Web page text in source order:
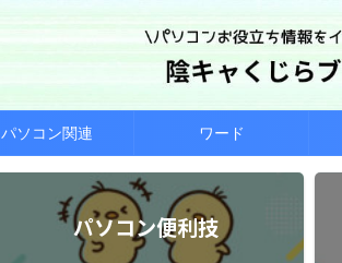
パソコン関連 ワード
パソコン便利技